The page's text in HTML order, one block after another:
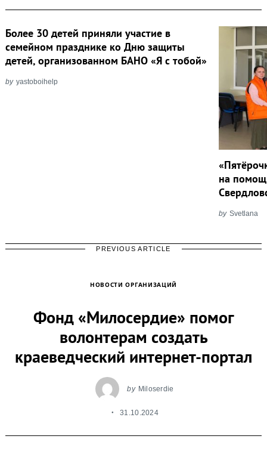
Более 30 детей приняли участие в
семейном празднике ко Дню защиты
детей, организованном БАНО «Я с тобой»
by yastoboihelp
на
by Svetlana
PREVIOUS ARTICLE
НОВОСТИ ОРГАНИЗАЦИЙ
Фонд «Милосердие» помог
волонтерам создать
краеведческий интернет-портал
by Miloserdie
31.10.2024